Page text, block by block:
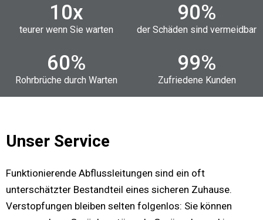
10x
teurer wenn Sie warten
90%
der Schäden sind vermeidbar
60%
Rohrbrüche durch Warten
99%
Zufriedene Kunden
Unser Service
Funktionierende Abflussleitungen sind ein oft
unterschätzter Bestandteil eines sicheren Zuhause.
Verstopfungen bleiben selten folgenlos: Sie können